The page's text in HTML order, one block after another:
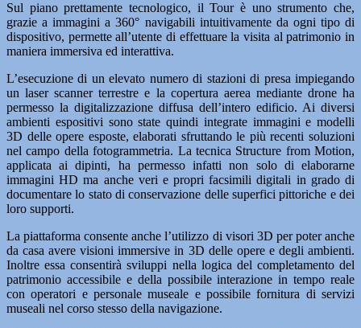
Sul piano prettamente tecnologico, il Tour è uno strumento che,
grazie a immagini a 360° navigabili intuitivamente da ogni tipo di
dispositivo, permette all’utente di effettuare la visita al patrimonio in
maniera immersiva ed interattiva.
L’esecuzione di un elevato numero di stazioni di presa impiegando
un laser scanner terrestre e la copertura aerea mediante drone ha
permesso la digitalizzazione diffusa dell’intero edificio. Ai diversi
ambienti espositivi sono state quindi integrate immagini e modelli
3D delle opere esposte, elaborati sfruttando le più recenti soluzioni
nel campo della fotogrammetria. La tecnica Structure from Motion,
applicata ai dipinti, ha permesso infatti non solo di elaborarne
immagini HD ma anche veri e propri facsimili digitali in grado di
documentare lo stato di conservazione delle superfici pittoriche e dei
loro supporti.
La piattaforma consente anche l’utilizzo di visori 3D per poter anche
da casa avere visioni immersive in 3D delle opere e degli ambienti.
Inoltre essa consentirà sviluppi nella logica del completamento del
patrimonio accessibile e della possibile interazione in tempo reale
con operatori e personale museale e possibile fornitura di servizi
museali nel corso stesso della navigazione.